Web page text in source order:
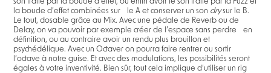
la boucle d’effet combinées sur le A et conserver un son drysur le B.
Le tout, dosable grâce au Mix. Avec une pédale de Reverb ou de
Delay, on va pouvoir par exemple créer de l’espace sans perdre en
définition, ou au contraire avoir un rendu plus brouillon et
psychédélique. Avec un Octaver on pourra faire rentrer ou sortir
l’octave à notre guise. Et avec des modulations, les possibilités seront
égales à votre inventivité. Bien sûr, tout cela implique d’utiliser un rig